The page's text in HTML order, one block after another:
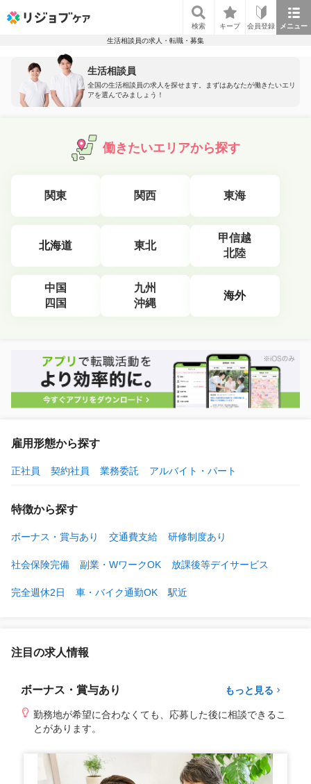
検索 キープ 会員登録
メニュー
生活相談員の求人・転職・募集
生活相談員
全国の生活相談員の求人を探せます。まずはあなたが働きたいエリ
アを選んでみましょう！
働きたいエリアから探す
関東 関西 東海
北海道 東北
甲信越
北陸
中国
四国
九州
沖縄
海外
雇用形態から探す
正社員 契約社員 業務委託 アルバイト・パート
特徴から探す
ボーナス・賞与あり 交通費支給 研修制度あり
社会保険完備 副業・WワークOK 放課後等デイサービス
完全週休2日 車・バイク通勤OK 駅近
注目の求人情報
ボーナス・賞与あり もっと見る
勤務地が希望に合わなくても、応募した後に相談できるこ
とがあります。